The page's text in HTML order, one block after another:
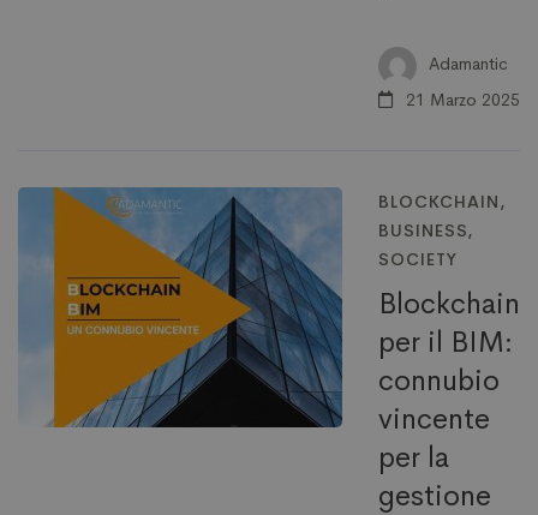
Adamantic
21 Marzo 2025
BLOCKCHAIN,
BUSINESS,
SOCIETY
Blockchain
per il BIM:
connubio
vincente
per la
gestione